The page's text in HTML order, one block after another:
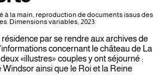
à la main, reproduction de documents issus des
Dimensions variables, 2023.
par se rendre aux archives de
concernant le château de La
«illustres» couples y ont séjourné :
ainsi que le Roi et la Reine